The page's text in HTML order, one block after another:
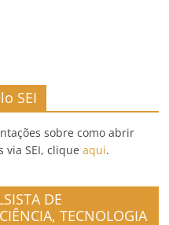
SEI
sobre como abrir
via SEI, cliqueaqui.
DE
TECNOLOGIA